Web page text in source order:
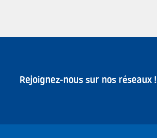
Rejoignez-nous sur nos réseaux !